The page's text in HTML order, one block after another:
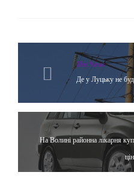
Hot News
Де у Луцьку не
На Волині районна лікарня